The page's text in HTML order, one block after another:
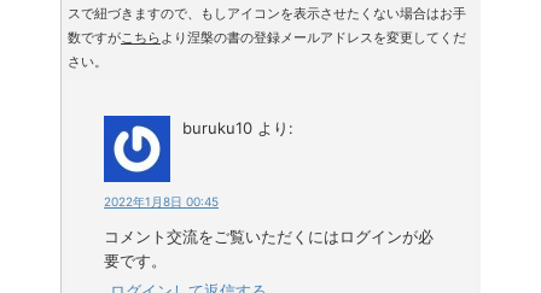
スで紐づきますので、もしアイコンを表示させたくない場合はお手
数ですがこちらより涅槃の書の登録メールアドレスを変更してくだ
さい。
buruku10 より:
2022年1月8日 00:45
コメント交流をご覧いただくにはログインが必
要です。